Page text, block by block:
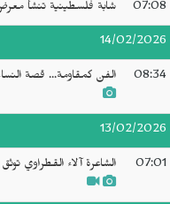
07:08 شابة فلسطينية تنشأ
14/02/2026
08:34 الفن كمقاومة... قصة
13/02/2026
07:01 الشاعرة آلاء القطراوي